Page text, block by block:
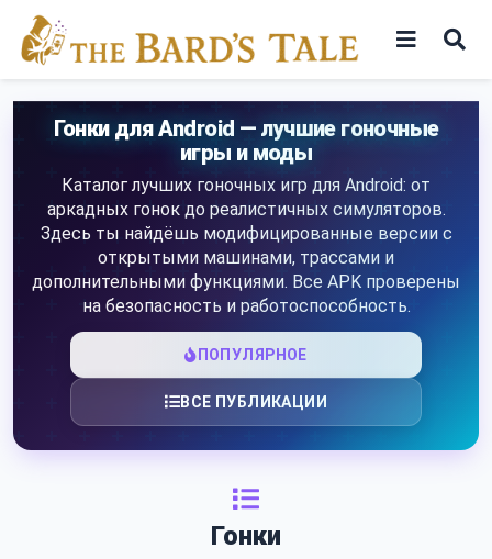
content
Игры
Гонки для Android — лучшие гоночные
игры и моды
Каталог лучших гоночных игр для Android: от
аркадных гонок до реалистичных симуляторов.
Здесь ты найдёшь модифицированные версии с
открытыми машинами, трассами и
дополнительными функциями. Все APK проверены
на безопасность и работоспособность.
ПОПУЛЯРНОЕ
ВСЕ ПУБЛИКАЦИИ
Гонки